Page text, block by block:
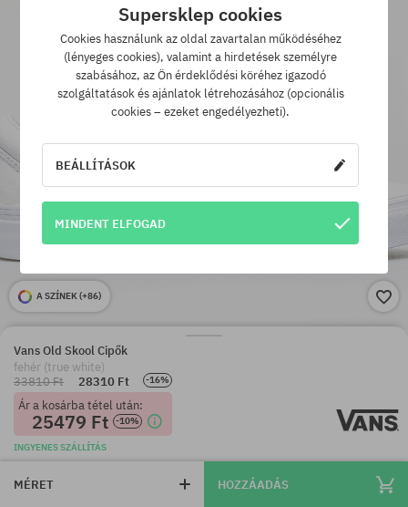
A SZÍNEK (+86)
Vans Old Skool Cipők
fehér (true white)
33810 Ft
28310 Ft -16%
Ár a kosárba tétel után:
25479 Ft -10%
INGYENES SZÁLLÍTÁS
MÉRET HOZZÁADÁS
Supersklep cookies
Cookies használunk az oldal zavartalan működéséhez
(lényeges cookies), valamint a hirdetések személyre
szabásához, az Ön érdeklődési köréhez igazodó
szolgáltatások és ajánlatok létrehozásához (opcionális
cookies – ezeket engedélyezheti).
BEÁLLÍTÁSOK
MINDENT ELFOGAD